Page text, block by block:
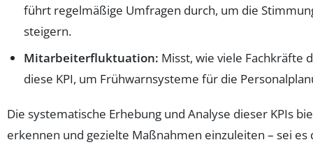
führt regelmäßige Umfragen durch, um die
steigern.
Mitarbeiterfluktuation: Misst, wie viele Fachkräfte
diese KPI, um Frühwarnsysteme für die
Die systematische Erhebung und Analyse dieser KPIs
erkennen und gezielte Maßnahmen einzuleiten – sei